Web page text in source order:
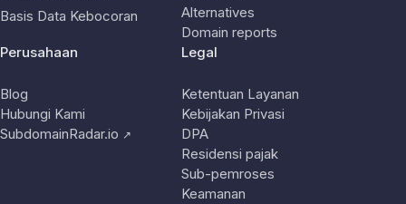
Basis Data Kebocoran
Alternatives
Domain reports
Perusahaan
Blog
Hubungi Kami
SubdomainRadar.io ↗
Legal
Ketentuan Layanan
Kebijakan Privasi
DPA
Residensi pajak
Sub-pemroses
Keamanan